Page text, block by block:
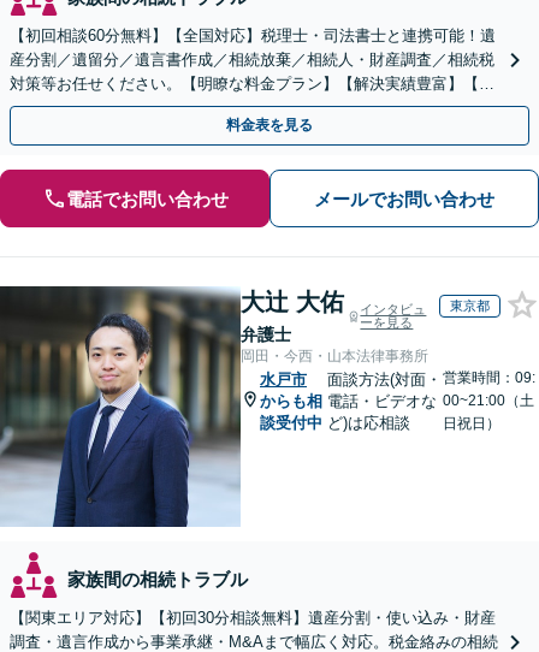
【初回相談60分無料】【全国対応】税理士・司法書士と連携可能！遺
産分割／遺留分／遺言書作成／相続放棄／相続人・財産調査／相続税
対策等お任せください。【明瞭な料金プラン】【解決実績豊富】【電
話相談可】
料金表を見る
電話でお問い合わせ メールでお問い合わせ
大辻 大佑
弁護士
インタビュ
ーを見る
東京都
岡田・今西・山本法律事務所
水戸市
からも相
談受付中
面談方法(対面・
電話・ビデオな
ど)は応相談
営業時間：09:
00~21:00（土
日祝日）
家族間の相続トラブル
【関東エリア対応】【初回30分相談無料】遺産分割・使い込み・財産
調査・遺言作成から事業承継・M&Aまで幅広く対応。税金絡みの相続